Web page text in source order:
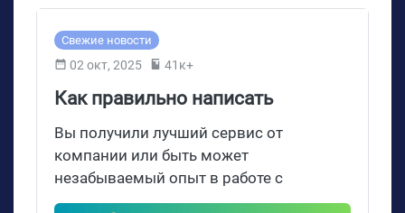
Свежие новости
02 окт, 2025 41к+
Как правильно написать
хороший отзыв в 2026?
Вы получили лучший сервис от
компании или быть может
незабываемый опыт в работе с
исполнителем. Горят глаза и хочется